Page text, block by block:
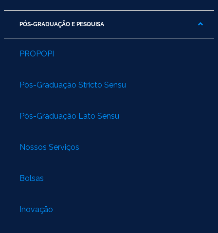
PÓS-GRADUAÇÃO E PESQUISA
PROPOPI
Pós-Graduação Stricto Sensu
Pós-Graduação Lato Sensu
Nossos Serviços
Bolsas
Inovação